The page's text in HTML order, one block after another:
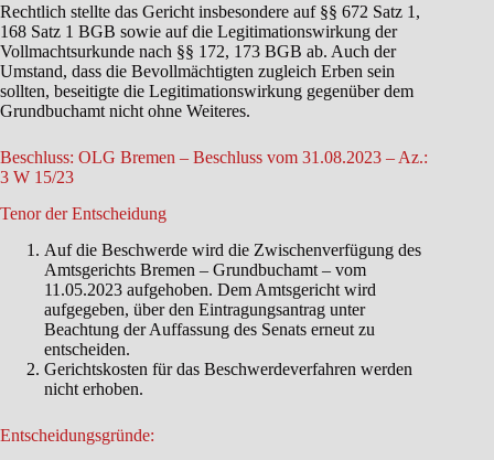
Rechtlich stellte das Gericht insbesondere auf §§ 672 Satz 1,
168 Satz 1 BGB sowie auf die Legitimationswirkung der
Vollmachtsurkunde nach §§ 172, 173 BGB ab. Auch der
Umstand, dass die Bevollmächtigten zugleich Erben sein
sollten, beseitigte die Legitimationswirkung gegenüber dem
Grundbuchamt nicht ohne Weiteres.
Beschluss: OLG Bremen – Beschluss vom 31.08.2023 – Az.:
3 W 15/23
Tenor der Entscheidung
Auf die Beschwerde wird die Zwischenverfügung des
Amtsgerichts Bremen – Grundbuchamt – vom
11.05.2023 aufgehoben. Dem Amtsgericht wird
aufgegeben, über den Eintragungsantrag unter
Beachtung der Auffassung des Senats erneut zu
entscheiden.
Gerichtskosten für das Beschwerdeverfahren werden
nicht erhoben.
Entscheidungsgründe: